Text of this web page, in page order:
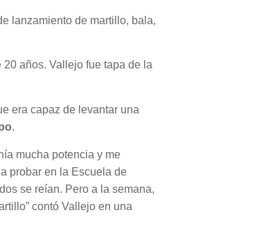
lanzamiento de martillo, bala,
años. Vallejo fue tapa de la
era capaz de levantar una
.
mucha potencia y me
probar en la Escuela de
se reían. Pero a la semana,
contó Vallejo en una